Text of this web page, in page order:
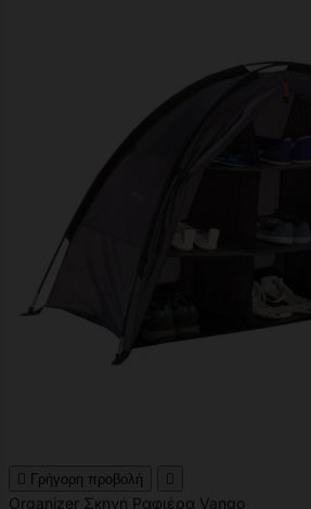
 Γρήγορη προβολή 
Organizer Σκηνή Ραφιέρα Vango